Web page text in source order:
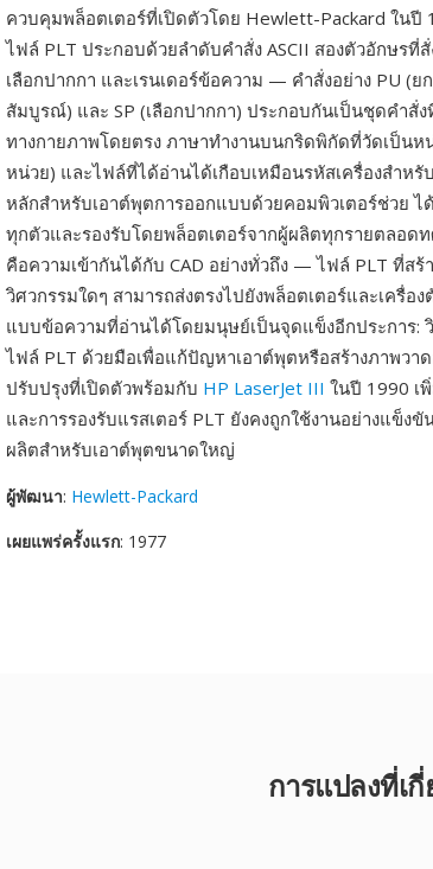
ควบคุมพล็อตเตอร์ที่เปิดตัวโดย Hewlett-Packard ใน
ไฟล์ PLT ประกอบด้วยลำดับคำสั่ง ASCII สองตัวอักษรที่
เลือกปากกา และเรนเดอร์ข้อความ — คำสั่งอย่าง PU (
สัมบูรณ์) และ SP (เลือกปากกา) ประกอบกันเป็นชุดคำสั่
ทางกายภาพโดยตรง ภาษาทำงานบนกริดพิกัดที่วัดเป็น
หน่วย) และไฟล์ที่ได้อ่านได้เกือบเหมือนรหัสเครื่องสำห
หลักสำหรับเอาต์พุตการออกแบบด้วยคอมพิวเตอร์ช่วย
ทุกตัวและรองรับโดยพล็อตเตอร์จากผู้ผลิตทุกรายตลอด
คือความเข้ากันได้กับ CAD อย่างทั่วถึง — ไฟล์ PLT ที่สร้
วิศวกรรมใดๆ สามารถส่งตรงไปยังพล็อตเตอร์และเครื่อ
แบบข้อความที่อ่านได้โดยมนุษย์เป็นจุดแข็งอีกประการ:
ไฟล์ PLT ด้วยมือเพื่อแก้ปัญหาเอาต์พุตหรือสร้างภาพวา
ปรับปรุงที่เปิดตัวพร้อมกับ HP LaserJet III ในปี 1990 เ
และการรองรับแรสเตอร์ PLT ยังคงถูกใช้งานอย่างแข็ง
ผลิตสำหรับเอาต์พุตขนาดใหญ่
ผู้พัฒนา: Hewlett-Packard
เผยแพร่ครั้งแรก: 1977
การแปลงที่เ